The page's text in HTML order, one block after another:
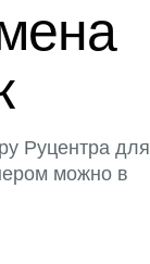
Руцентра для
можно в